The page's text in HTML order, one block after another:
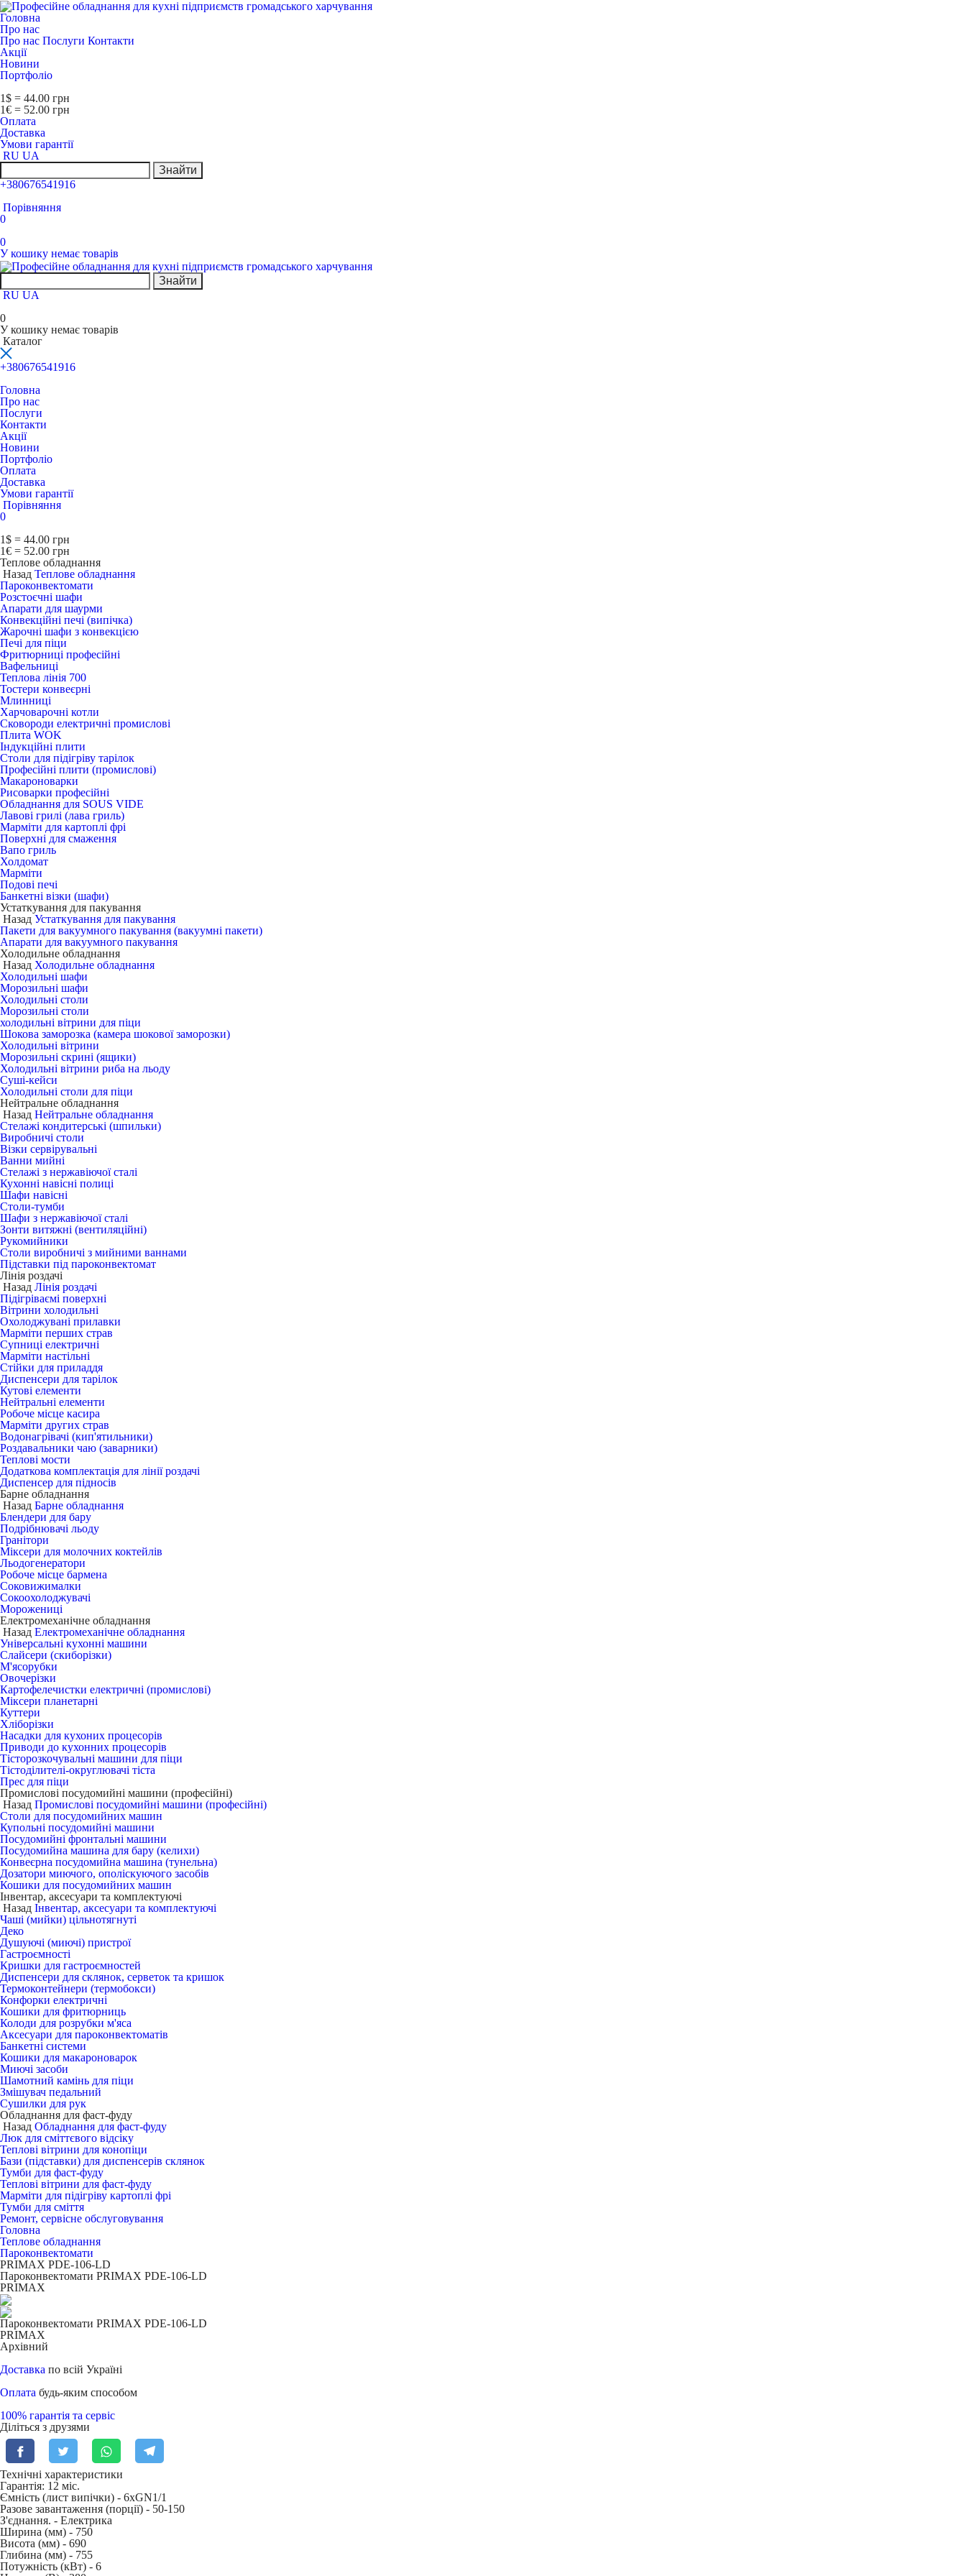
Головна
Про нас
Про нас Послуги Контакти
Акції
Новини
Портфоліо
1$ = 44.00 грн
1€ = 52.00 грн
Оплата
Доставка
Умови гарантії
RU UA
Знайти
+380676541916
Порівняння
0
0
У кошику немає товарів
Знайти
RU UA
0
У кошику немає товарів
Каталог
+380676541916
Головна
Про нас
Послуги
Контакти
Акції
Новини
Портфоліо
Оплата
Доставка
Умови гарантії
Порівняння
0
1$ = 44.00 грн
1€ = 52.00 грн
Теплове обладнання
Назад Теплове обладнання
Пароконвектомати
Розстоєчні шафи
Апарати для шаурми
Конвекційні печі (випічка)
Жарочні шафи з конвекцією
Печі для піци
Фритюрниці професійні
Вафельниці
Теплова лінія 700
Тостери конвеєрні
Млинниці
Харчоварочні котли
Сковороди електричні промислові
Плита WOK
Індукційні плити
Столи для підігріву тарілок
Професійні плити (промислові)
Макароноварки
Рисоварки професійні
Обладнання для SOUS VIDE
Лавові грилі (лава гриль)
Марміти для картоплі фрі
Поверхні для смаження
Вапо гриль
Холдомат
Марміти
Подові печі
Банкетні візки (шафи)
Устаткування для пакування
Назад Устаткування для пакування
Пакети для вакуумного пакування (вакуумні пакети)
Апарати для вакуумного пакування
Холодильне обладнання
Назад Холодильне обладнання
Холодильні шафи
Морозильні шафи
Холодильні столи
Морозильні столи
холодильні вітрини для піци
Шокова заморозка (камера шокової заморозки)
Холодильні вітрини
Морозильні скрині (ящики)
Холодильні вітрини риба на льоду
Суші-кейси
Холодильні столи для піци
Нейтральне обладнання
Назад Нейтральне обладнання
Стелажі кондитерські (шпильки)
Виробничі столи
Візки сервірувальні
Ванни мийні
Стелажі з нержавіючої сталі
Кухонні навісні полиці
Шафи навісні
Столи-тумби
Шафи з нержавіючої сталі
Зонти витяжні (вентиляційні)
Рукомийники
Столи виробничі з мийними ваннами
Підставки під пароконвектомат
Лінія роздачі
Назад Лінія роздачі
Підігріваємі поверхні
Вітрини холодильні
Охолоджувані прилавки
Марміти перших страв
Супниці електричні
Марміти настільні
Стійки для приладдя
Диспенсери для тарілок
Кутові елементи
Нейтральні елементи
Робоче місце касира
Марміти других страв
Водонагрівачі (кип'ятильники)
Роздавальники чаю (заварники)
Теплові мости
Додаткова комплектація для лінії роздачі
Диспенсер для підносів
Барне обладнання
Назад Барне обладнання
Блендери для бару
Подрібнювачі льоду
Гранітори
Міксери для молочних коктейлів
Льодогенератори
Робоче місце бармена
Соковижималки
Сокоохолоджувачі
Морожениці
Електромеханічне обладнання
Назад Електромеханічне обладнання
Універсальні кухонні машини
Слайсери (скиборізки)
М'ясорубки
Овочерізки
Картофелечистки електричні (промислові)
Міксери планетарні
Куттери
Хліборізки
Насадки для кухоних процесорів
Приводи до кухонних процесорів
Тісторозкочувальні машини для піци
Тістоділителі-округлювачі тіста
Прес для піци
Промислові посудомийні машини (професійні)
Назад Промислові посудомийні машини (професійні)
Столи для посудомийних машин
Купольні посудомийні машини
Посудомийні фронтальні машини
Посудомийна машина для бару (келихи)
Конвеєрна посудомийна машина (тунельна)
Дозатори миючого, ополіскуючого засобів
Кошики для посудомийних машин
Інвентар, аксесуари та комплектуючі
Назад Інвентар, аксесуари та комплектуючі
Чаші (мийки) цільнотягнуті
Деко
Душуючі (миючі) пристрої
Гастроємності
Кришки для гастроємностей
Диспенсери для склянок, серветок та кришок
Термоконтейнери (термобокси)
Конфорки електричні
Кошики для фритюрниць
Колоди для розрубки м'яса
Аксесуари для пароконвектоматів
Банкетні системи
Кошики для макароноварок
Миючі засоби
Шамотний камінь для піци
Змішувач педальний
Сушилки для рук
Обладнання для фаст-фуду
Назад Обладнання для фаст-фуду
Люк для сміттєвого відсіку
Теплові вітрини для конопіци
Бази (підставки) для диспенсерів склянок
Тумби для фаст-фуду
Теплові вітрини для фаст-фуду
Марміти для підігріву картоплі фрі
Тумби для сміття
Ремонт, сервісне обслуговування
Головна
Теплове обладнання
Пароконвектомати
PRIMAX PDE-106-LD
Пароконвектомати PRIMAX PDE-106-LD
PRIMAX
Пароконвектомати PRIMAX PDE-106-LD
PRIMAX
Архівний
Доставка по всій Україні
Оплата будь-яким способом
100% гарантія та сервіс
Діліться з друзями
Технічні характеристики
Гарантія: 12 міс.
Ємність (лист випічки) - 6xGN1/1
Разове завантаження (порції) - 50-150
З'єднання. - Електрика
Ширина (мм) - 750
Висота (мм) - 690
Глибина (мм) - 755
Потужність (кВт) - 6